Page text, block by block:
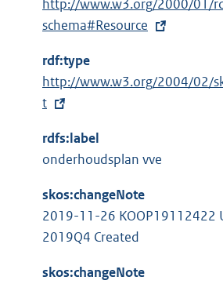
r
n
l
i
k
:
E
x
e
r
n
n
k
:
http://www.w3.org/2000/01/
schema#Resource
rdf:type
E
x
e
r
n
e
l
n
http://www.w3.org/2004/02/
t
rdfs:label
onderhoudsplan vve
skos:changeNote
2019-11-26 KOOP19112422
2019Q4 Created
skos:changeNote